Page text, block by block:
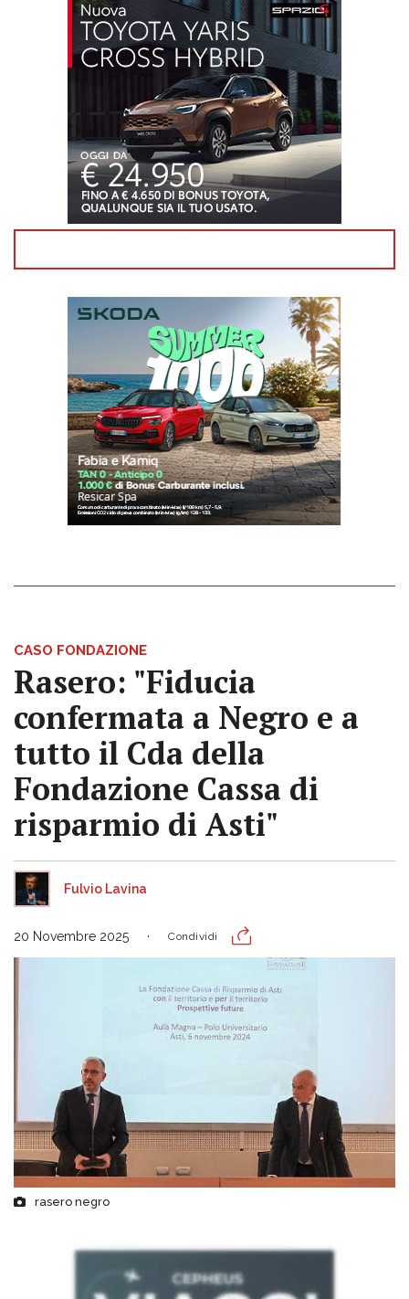
CASO FONDAZIONE
Rasero: "Fiducia
confermata a Negro e a
tutto il Cda della
Fondazione Cassa di
risparmio di Asti"
Fulvio Lavina
20 Novembre 2025 Condividi
rasero negro